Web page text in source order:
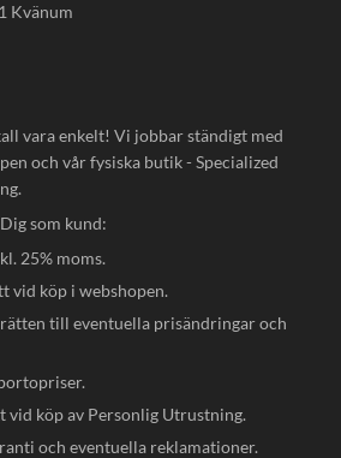
Kvänum
vara enkelt! Vi jobbar ständigt med
och vår fysiska butik - Specialized
som kund:
25% moms.
vid köp i webshopen.
till eventuella prisändringar och
köp av Personlig Utrustning.
och eventuella reklamationer.